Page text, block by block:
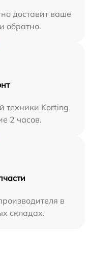
доставит ваше
обратно.
техники Korting
2 часов.
в
складах.